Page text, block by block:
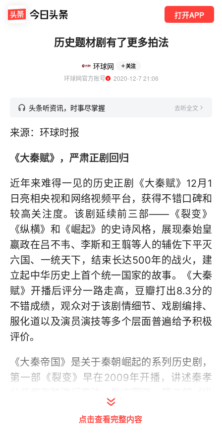
打开APP
历史题材剧有了更多拍法
环球网 关注
环球网官方账号
  2020-12-7 21:06
头条听资讯，时事尽掌握 去听全文
来源：环球时报
《大秦赋》，严肃正剧回归
近年来难得一见的历史正剧《大秦赋》12月1
日亮相央视和网络视频平台，获得不错口碑和
较高关注度。该剧延续前三部——《裂变》
《纵横》和《崛起》的史诗风格，展现秦始皇
嬴政在吕不韦、李斯和王翦等人的辅佐下平灭
六国、一统天下，结束长达500年的战火，建
立起中华历史上首个统一国家的故事。《大秦
赋》开播后评分一路走高，豆瓣打出8.3分的
不错成绩，观众对于该剧情细节、戏剧编排、
服化道以及演员演技等多个层面普遍给予积极
评价。
《大秦帝国》是关于秦朝崛起的系列历史剧，
第一部《裂变》早在2009年开播，讲述秦孝
横》（2013年）则再现秦惠文王任用张仪，纵
横捭阖；到了第三部《崛起》（2017年）中，
点击查看完整内容